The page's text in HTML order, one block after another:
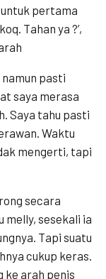
untuk pertama
Tahan ya ?’,
pasti
saya merasa
Saya tahu pasti
Waktu
mengerti, tapi
secara
melly, sesekali ia
Tapi suatu
cukup keras.
ke arah penis